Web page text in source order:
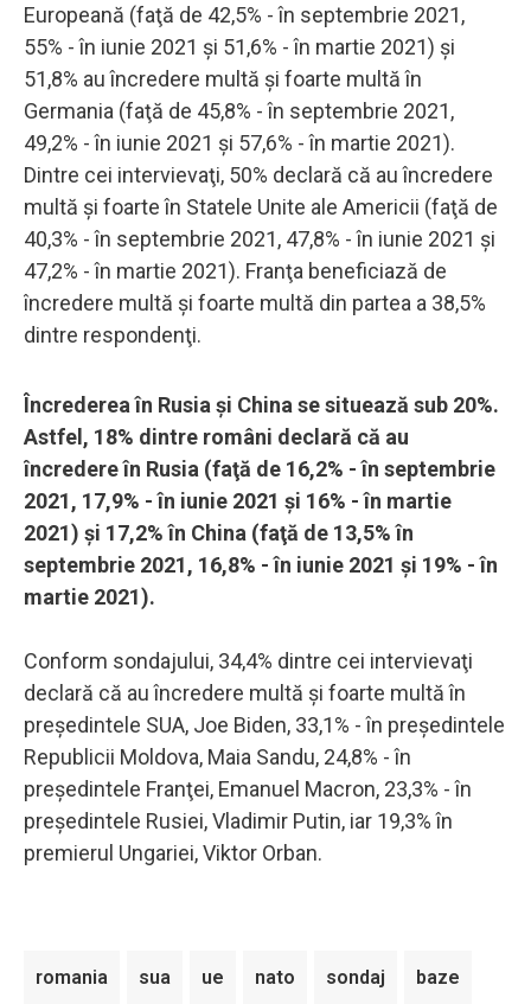
Europeană (faţă de 42,5% - în septembrie 2021,
55% - în iunie 2021 şi 51,6% - în martie 2021) şi
51,8% au încredere multă şi foarte multă în
Germania (faţă de 45,8% - în septembrie 2021,
49,2% - în iunie 2021 şi 57,6% - în martie 2021).
Dintre cei intervievaţi, 50% declară că au încredere
multă şi foarte în Statele Unite ale Americii (faţă de
40,3% - în septembrie 2021, 47,8% - în iunie 2021 şi
47,2% - în martie 2021). Franţa beneficiază de
încredere multă şi foarte multă din partea a 38,5%
dintre respondenţi.
Încrederea în Rusia şi China se situează sub 20%.
Astfel, 18% dintre români declară că au
încredere în Rusia (faţă de 16,2% - în septembrie
2021, 17,9% - în iunie 2021 şi 16% - în martie
2021) şi 17,2% în China (faţă de 13,5% în
septembrie 2021, 16,8% - în iunie 2021 şi 19% - în
martie 2021).
Conform sondajului, 34,4% dintre cei intervievaţi
declară că au încredere multă şi foarte multă în
preşedintele SUA, Joe Biden, 33,1% - în preşedintele
Republicii Moldova, Maia Sandu, 24,8% - în
preşedintele Franţei, Emanuel Macron, 23,3% - în
preşedintele Rusiei, Vladimir Putin, iar 19,3% în
premierul Ungariei, Viktor Orban.
romania sua ue nato sondaj baze